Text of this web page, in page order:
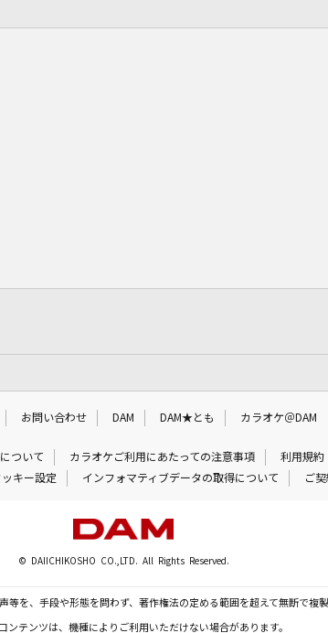
お問い合わせ DAM DAM★とも カラオケ＠DAM
ついて カラオケご利用にあたっての注意事項
利用規約
ッキー設定 インフォマティブデータの取得について ご
© DAIICHIKOSHO CO.,LTD. All Rights Reserved.
等を、手段や形態を問わず、著作権法の定める範囲を超えて無断で複
ンテンツは、機種によりご利用いただけない場合があります。